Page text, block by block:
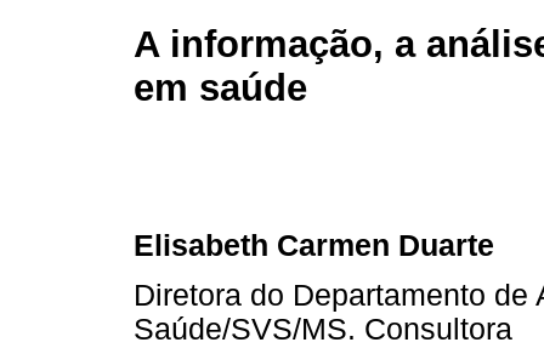
A informação, a
em saúde
Elisabeth Carmen Duarte
Diretora do Departamento
Saúde/SVS/MS. Consultora